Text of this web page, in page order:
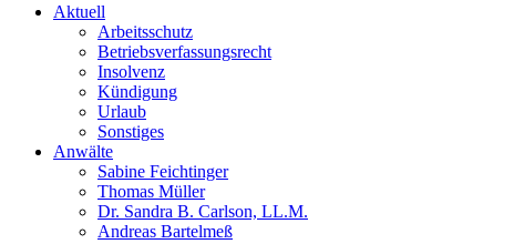
Aktuell
Arbeitsschutz
Betriebsverfassungsrecht
Insolvenz
Kündigung
Urlaub
Sonstiges
Anwälte
Sabine Feichtinger
Thomas Müller
Dr. Sandra B. Carlson, LL.M.
Andreas Bartelmeß